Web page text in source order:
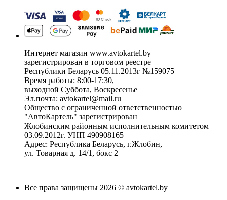
Интернет магазин www.avtokartel.by
зарегистрирован в торговом реестре
Республики Беларусь 05.11.2013г №159075
Время работы: 8:00-17:30,
выходной Суббота, Воскресенье
Эл.почта: avtokartel@mail.ru
Общество с ограниченной ответственностью
"АвтоКартель" зарегистрирован
Жлобинским районным исполнительным комитетом
03.09.2012г. УНП 490908165
Адрес: Республика Беларусь, г.Жлобин,
ул. Товарная д. 14/1, бокс 2
Все права защищены 2026 © avtokartel.by